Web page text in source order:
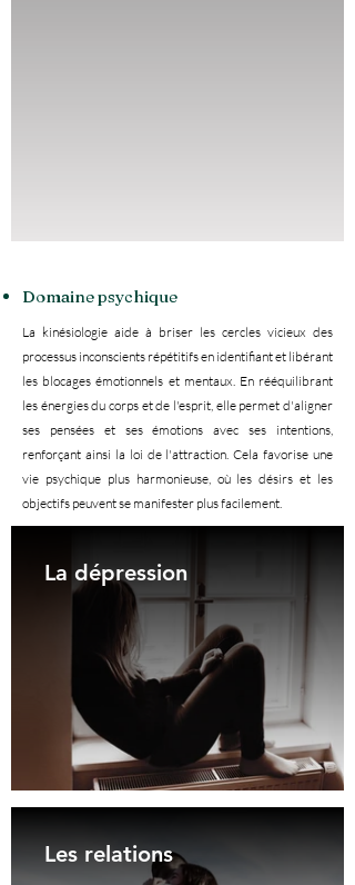
Domaine psychique
La kinésiologie aide à briser les cercles vicieux des
processus inconscients répétitifs en identifiant et libérant
les blocages émotionnels et mentaux. En rééquilibrant
les énergies du corps et de l'esprit, elle permet d'aligner
ses pensées et ses émotions avec ses intentions,
renforçant ainsi la loi de l'attraction. Cela favorise une
vie psychique plus harmonieuse, où les désirs et les
objectifs peuvent se manifester plus facilement.
La dépression
Les relations